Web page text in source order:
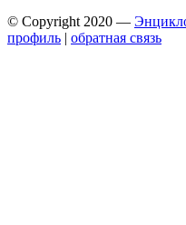
© Copyright 2020 —
профиль | обратная связь